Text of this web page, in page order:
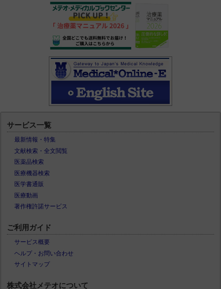
サービス一覧
最新情報・特集
文献検索・全文閲覧
医薬品検索
医療機器検索
医学書通販
医療動画
著作権許諾サービス
ご利用ガイド
サービス概要
ヘルプ・お問い合わせ
サイトマップ
株式会社メテオについて